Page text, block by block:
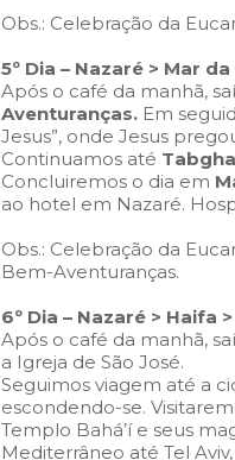
Obs.: Celebração da
5º Dia – Nazaré > Mar
Após o café da manhã,
Aventuranças. Em
Jesus”, onde Jesus
Continuamos até
Concluiremos o dia em
ao hotel em Nazaré.
Obs.: Celebração da
Bem-Aventuranças.
6º Dia – Nazaré > Haifa
Após o café da manhã,
a Igreja de São José.
Seguimos viagem até a
escondendo-se.
Templo Bahá’í e seus
Mediterrâneo até Tel